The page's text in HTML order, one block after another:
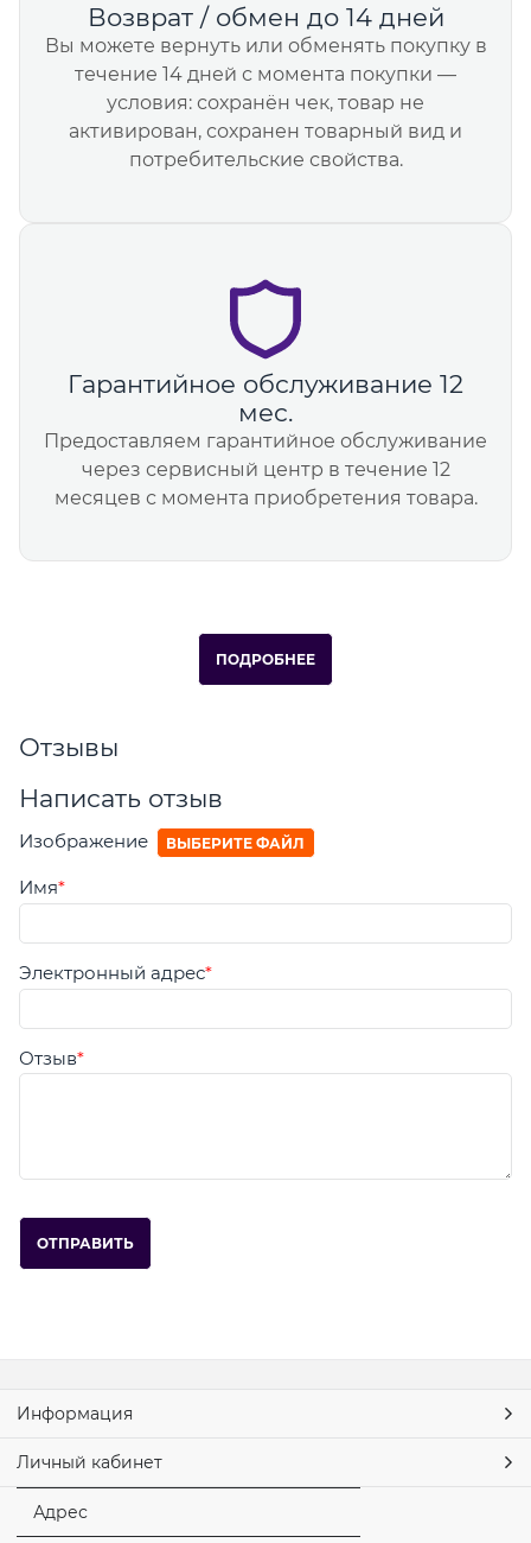
Возврат / обмен до 14 дней
Вы можете вернуть или обменять покупку в
течение 14 дней с момента покупки —
условия: сохранён чек, товар не
активирован, сохранен товарный вид и
потребительские свойства.
Гарантийное обслуживание 12
мес.
Предоставляем гарантийное обслуживание
через сервисный центр в течение 12
месяцев с момента приобретения товара.
ПОДРОБНЕЕ
Отзывы
Написать отзыв
Изображение ВЫБЕРИТЕ ФАЙЛ
Имя
Электронный адрес
Отзыв
Информация
Личный кабинет
Адрес